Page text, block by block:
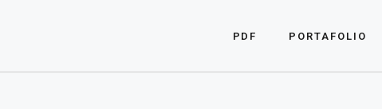
PDF PORTAFOLIO